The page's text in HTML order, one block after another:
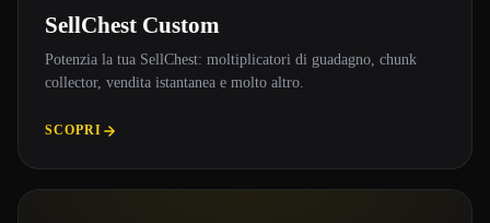
SellChest Custom
Potenzia la tua SellChest: moltiplicatori di guadagno, chunk
collector, vendita istantanea e molto altro.
SCOPRI